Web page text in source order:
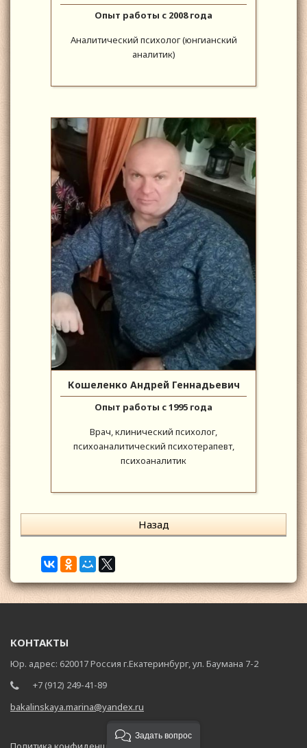
Опыт работы с 2008 года
Аналитический психолог (юнгианский
аналитик)
Кошеленко Андрей Геннадьевич
Опыт работы с 1995 года
Врач, клинический психолог,
психоаналитический психотерапевт,
психоаналитик
Назад
КОНТАКТЫ
Юр. адрес: 620017 Россия г.Екатеринбург, ул. Баумана 7-2
+7 (912) 249-41-89
bakalinskaya.marina@yandex.ru
Задать вопрос